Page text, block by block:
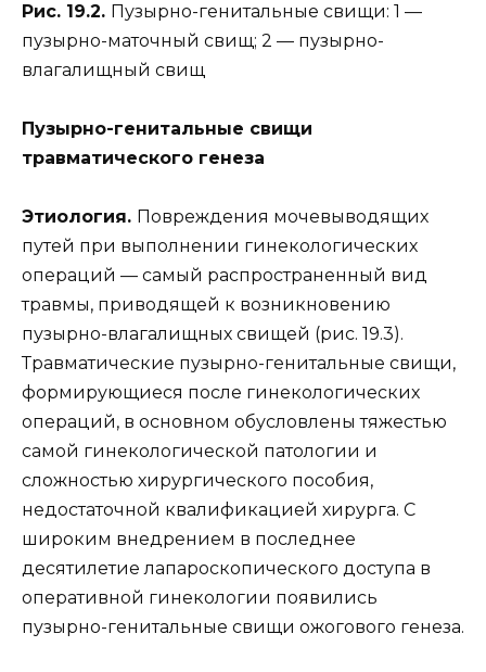
Рис. 19.2. Пузырно-генитальные свищи: 1 —
пузырно-маточный свищ; 2 — пузырно-
влагалищный свищ
Пузырно-генитальные свищи
травматического генеза
Этиология. Повреждения мочевыводящих
путей при выполнении гинекологических
операций — самый распространенный вид
травмы, приводящей к возникновению
пузырно-влагалищных свищей (рис. 19.3).
Травматические пузырно-генитальные свищи,
формирующиеся после гинекологических
операций, в основном обусловлены тяжестью
самой гинекологической патологии и
сложностью хирургического пособия,
недостаточной квалификацией хирурга. С
широким внедрением в последнее
десятилетие лапароскопического доступа в
оперативной гинекологии появились
пузырно-генитальные свищи ожогового генеза.